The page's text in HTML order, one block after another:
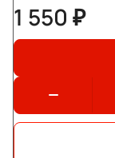
1 550 ₽